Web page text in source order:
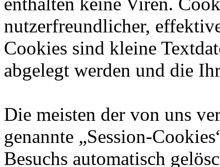
nutzerfreundlicher,
Cookies sind kleine
abgelegt werden und die
Die meisten der von uns
genannte „Session-
Besuchs automatisch